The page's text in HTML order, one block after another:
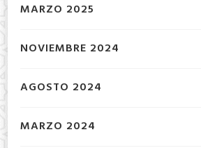
MARZO 2025
NOVIEMBRE 2024
AGOSTO 2024
MARZO 2024